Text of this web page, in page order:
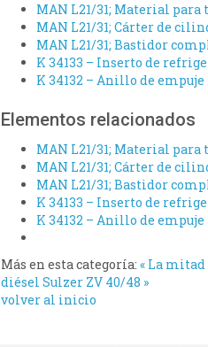
MAN L21/31; Material para
MAN L21/31; Cárter de
MAN L21/31; Bastidor
K 34133 – Inserto de
K 34132 – Anillo de
Elementos relacionados
MAN L21/31; Material para
MAN L21/31; Cárter de
MAN L21/31; Bastidor
K 34133 – Inserto de
K 34132 – Anillo de
Más en esta categoría: « La
diésel Sulzer ZV 40/48 »
volver al inicio